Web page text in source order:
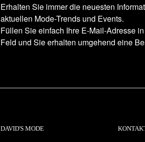
Erhalten Sie immer die neuesten
aktuellen Mode-Trends und Events.
Füllen Sie einfach Ihre E-Mail-Adresse
Feld und Sie erhalten umgehend eine
DAVID'S MODE